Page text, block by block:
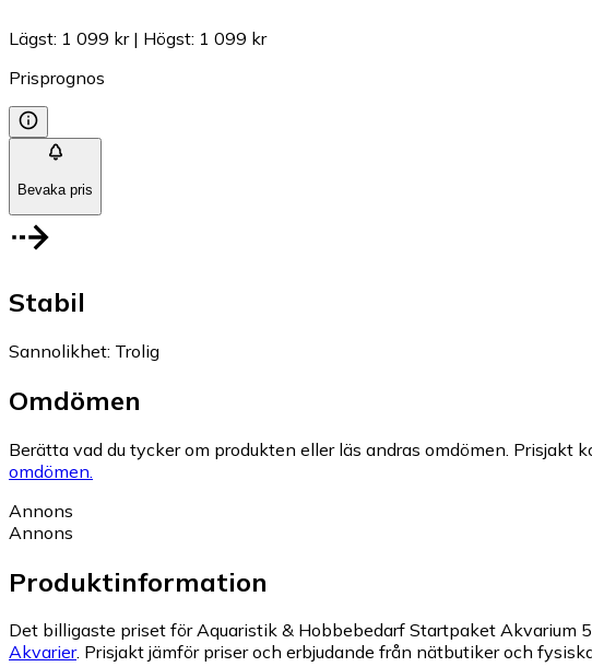
Lägst: 1 099 kr| Högst: 1 099 kr
Prisprognos
Bevaka pris
Stabil
Sannolikhet: Trolig
Omdömen
Berätta vad du tycker om produkten eller läs andras omdömen.
omdömen.
Annons
Annons
Produktinformation
Det billigaste priset för Aquaristik & Hobbebedarf Startpaket Akvarium
Akvarier. Prisjakt jämför priser och erbjudande från nätbutiker och